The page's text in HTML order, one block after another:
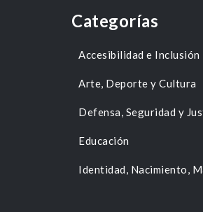
Categorías
Accesibilidad e Inclusión
Arte, Deporte y Cultura
Defensa, Seguridad y
Educación
Identidad, Nacimiento,